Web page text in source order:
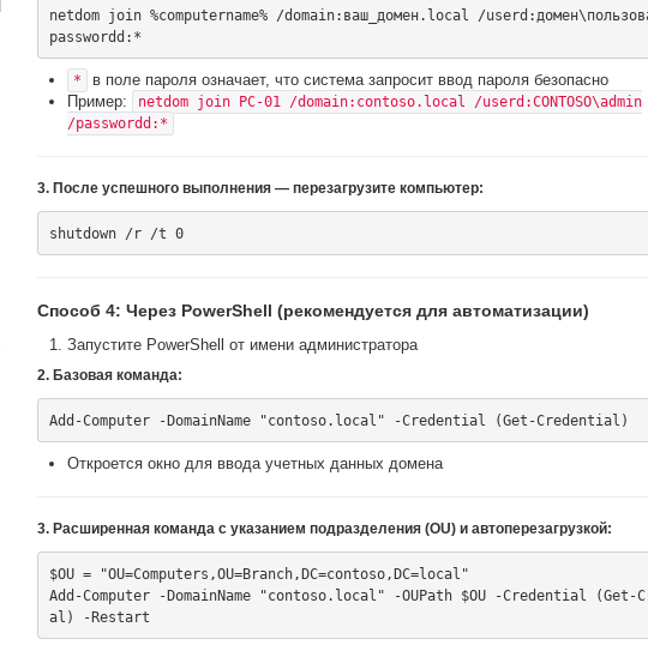
netdom join %computername% /domain:ваш_домен.local /
*
в поле пароля означает, что система запросит ввод пароля безопасно
Пример:
netdom join PC-01 /domain:contoso.local /userd:CONTOSO\admin
/passwordd:*
3. После успешного выполнения — перезагрузите компьютер:
shutdown /r /t 0
Способ 4: Через PowerShell (рекомендуется для автоматизации)
Запустите PowerShell от имени администратора
2. Базовая команда:
Откроется окно для ввода учетных данных домена
3. Расширенная команда с указанием подразделения (OU) и автоперезагрузкой:
$OU = "OU=Computers,OU=Branch,DC=contoso,DC=local"
Add-Computer -DomainName "contoso.local" -OUPath $OU -Credential (Get-